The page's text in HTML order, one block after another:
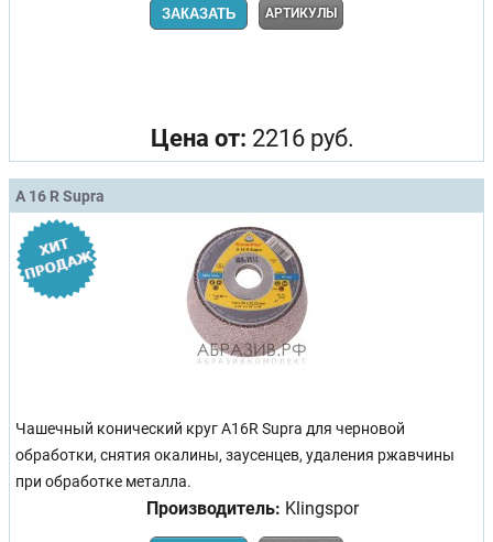
ЗАКАЗАТЬ АРТИКУЛЫ
Цена от: 2216 руб.
A 16 R Supra
Чашечный конический круг A16R Supra для черновой
обработки, снятия окалины, заусенцев, удаления ржавчины
при обработке металла.
Производитель: Klingspor